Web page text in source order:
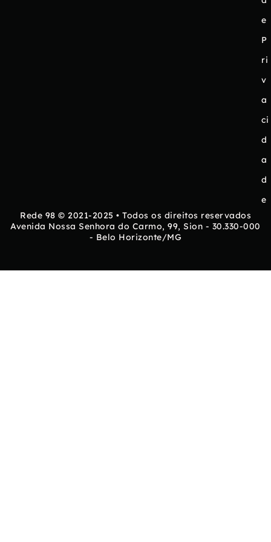
e
P
ri
v
a
ci
d
a
d
e
Rede 98 © 2021-2025 • Todos os direitos reservados
Avenida Nossa Senhora do Carmo, 99, Sion - 30.330-000
- Belo Horizonte/MG